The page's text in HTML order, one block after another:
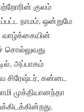
குலம்
நாமம், ஒன்றுமே
வாழ்க்கையின்
சொல்லுவது
அப்பாகம்
சிரேஷ்டர், கன்னட
முக்தியானந்தா